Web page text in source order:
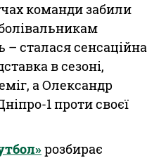
команди забили
– сталася сенсаційна
в сезоні,
а Олександр
1 проти своєї
розбирає